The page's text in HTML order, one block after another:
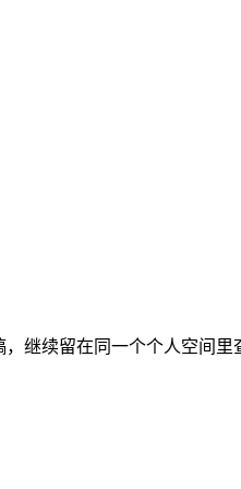
继续留在同一个个人空间里